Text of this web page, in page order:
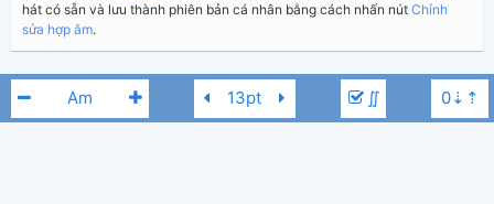
∬
hát có sẵn và lưu thành phiên bản cá nhân bằng cách nhấn nút Chỉnh
sửa hợp âm.
Thêm vào Chia sẻ In ra giấy Quản lý